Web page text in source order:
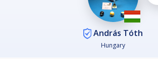
András Tóth
Hungary